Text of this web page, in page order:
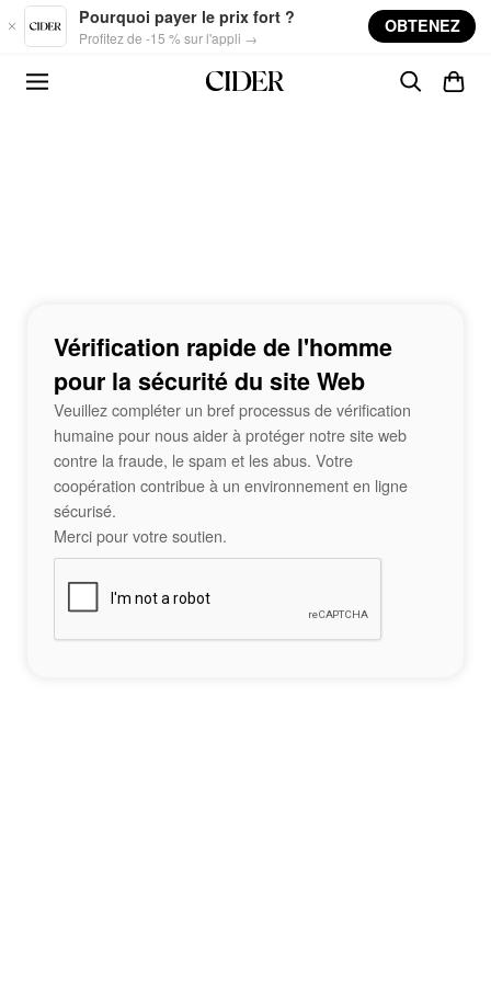
Skip to main content
Pourquoi payer le prix fort ?
Profitez de -15 % sur l'appli →
OBTENEZ
Vérification rapide de l'homme
pour la sécurité du site Web
Veuillez compléter un bref processus de vérification
humaine pour nous aider à protéger notre site web
contre la fraude, le spam et les abus. Votre
coopération contribue à un environnement en ligne
sécurisé.
Merci pour votre soutien.